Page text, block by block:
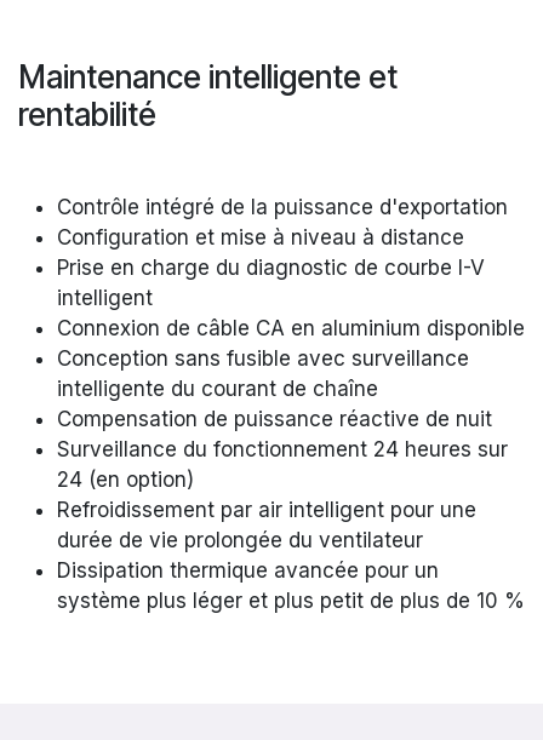
Maintenance intelligente et
rentabilité
Contrôle intégré de la puissance d'exportation
Configuration et mise à niveau à distance
Prise en charge du diagnostic de courbe I-V
intelligent
Connexion de câble CA en aluminium disponible
Conception sans fusible avec surveillance
intelligente du courant de chaîne
Compensation de puissance réactive de nuit
Surveillance du fonctionnement 24 heures sur
24 (en option)
Refroidissement par air intelligent pour une
durée de vie prolongée du ventilateur
Dissipation thermique avancée pour un
système plus léger et plus petit de plus de 10 %